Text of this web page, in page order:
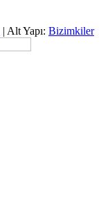
| Alt Yapı: Bizimkiler